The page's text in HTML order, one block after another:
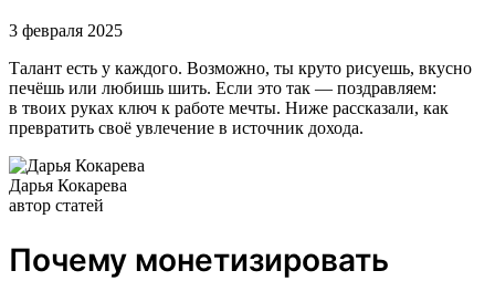
3 февраля 2025
Талант есть у каждого. Возможно, ты круто рисуешь, вкусно
печёшь или любишь шить. Если это так — поздравляем:
в твоих руках ключ к работе мечты. Ниже рассказали, как
превратить своё увлечение в источник дохода.
Дарья Кокарева
автор статей
Почему монетизировать